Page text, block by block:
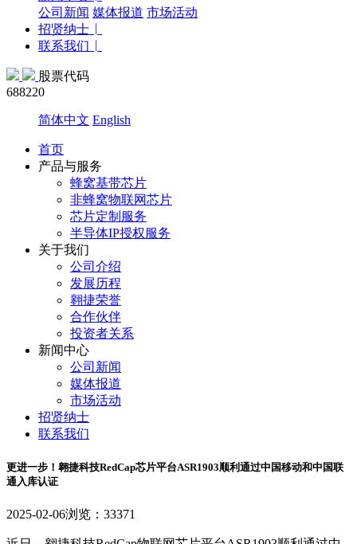
公司新闻 媒体报道 市场活动
招贤纳士
联系我们
股票代码
688220
简体中文 English
首页
产品与服务
蜂窝基带芯片
非蜂窝物联网芯片
芯片定制服务
半导体IP授权服务
关于我们
公司介绍
发展历程
翱捷荣誉
合作伙伴
投资者关系
新闻中心
公司新闻
媒体报道
市场活动
招贤纳士
联系我们
更进一步！翱捷科技RedCap芯片平台ASR1903顺利通过中国移动和中国联
通入库认证
2025-02-06浏览：33371